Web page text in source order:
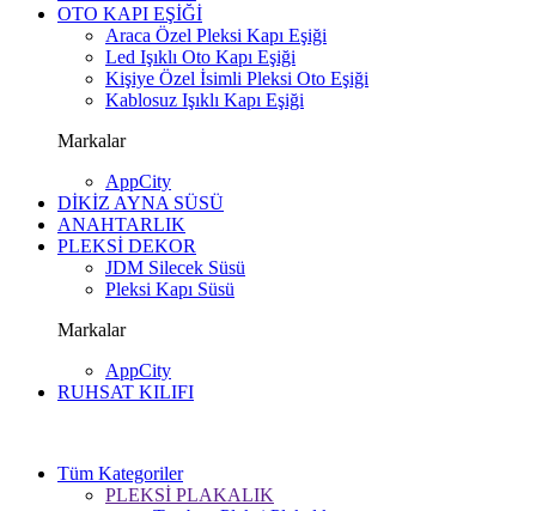
OTO KAPI EŞİĞİ
Araca Özel Pleksi Kapı Eşiği
Led Işıklı Oto Kapı Eşiği
Kişiye Özel İsimli Pleksi Oto Eşiği
Kablosuz Işıklı Kapı Eşiği
Markalar
AppCity
DİKİZ AYNA SÜSÜ
ANAHTARLIK
PLEKSİ DEKOR
JDM Silecek Süsü
Pleksi Kapı Süsü
Markalar
AppCity
RUHSAT KILIFI
Tüm Kategoriler
PLEKSİ PLAKALIK